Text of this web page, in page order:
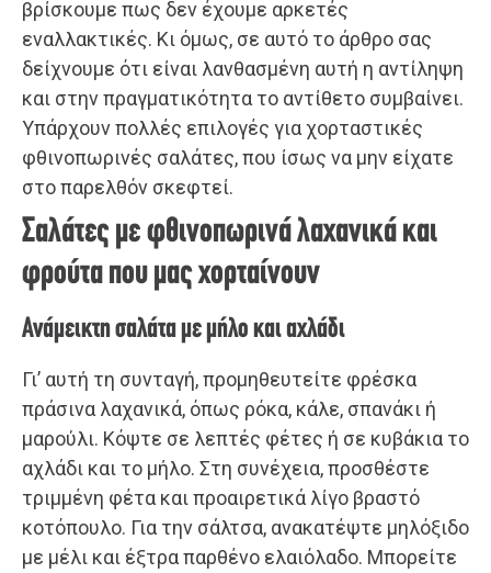
βρίσκουμε πως δεν έχουμε αρκετές
εναλλακτικές. Κι όμως, σε αυτό το άρθρο σας
δείχνουμε ότι είναι λανθασμένη αυτή η αντίληψη
και στην πραγματικότητα το αντίθετο συμβαίνει.
Υπάρχουν πολλές επιλογές για χορταστικές
φθινοπωρινές σαλάτες, που ίσως να μην είχατε
στο παρελθόν σκεφτεί.
Σαλάτες με φθινοπωρινά λαχανικά και
φρούτα που μας χορταίνουν
Ανάμεικτη σαλάτα με μήλο και αχλάδι
Γι’ αυτή τη συνταγή, προμηθευτείτε φρέσκα
πράσινα λαχανικά, όπως ρόκα, κάλε, σπανάκι ή
μαρούλι. Κόψτε σε λεπτές φέτες ή σε κυβάκια το
αχλάδι και το μήλο. Στη συνέχεια, προσθέστε
τριμμένη φέτα και προαιρετικά λίγο βραστό
κοτόπουλο. Για την σάλτσα, ανακατέψτε μηλόξιδο
με μέλι και έξτρα παρθένο ελαιόλαδο. Μπορείτε